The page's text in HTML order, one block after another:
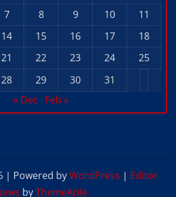
7 8 9 10
11
14 15 16 17
18
21 22 23 24
25
28 29 30
31
« Dec
Feb »
| Powered byWordPress | Editor
byThemeArile